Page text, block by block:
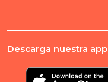
Descarga nuestra app